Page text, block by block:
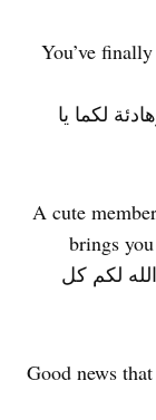
!You’ve
لكما يا
!A cute
brings
لكم كل
!Good news